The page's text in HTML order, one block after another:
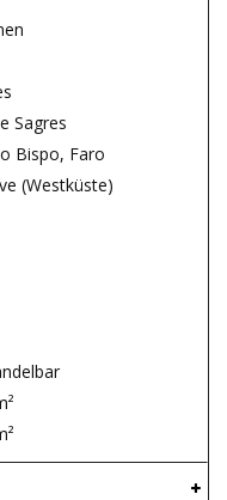
Sagres
Bispo, Faro
(Westküste)